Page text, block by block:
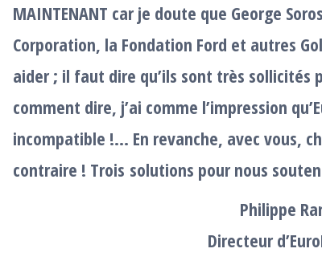
MAINTENANT car je doute que George
Corporation, la Fondation Ford et autres
aider ; il faut dire qu’ils sont très
comment dire, j’ai comme l’impression
incompatible !… En revanche, avec vous,
contraire ! Trois solutions pour nous
Philippe
Directeur